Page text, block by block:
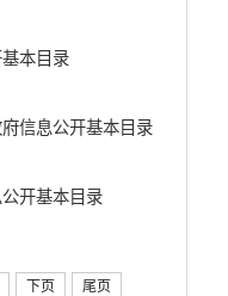
本目录
信息公开基本目录
开基本目录
下页 尾页